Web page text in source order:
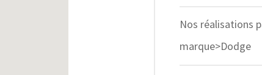
Nos réalisations
marque>Dodge